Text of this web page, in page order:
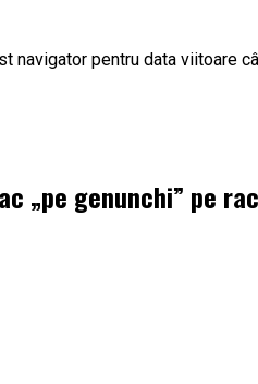
navigator pentru data viitoare
„pe genunchi” pe